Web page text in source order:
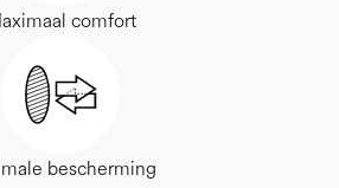
comfort
bescherming